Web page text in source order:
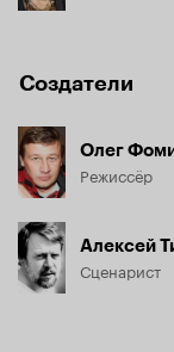
Создатели
Олег
Режиссёр
Алексей
Сценарист